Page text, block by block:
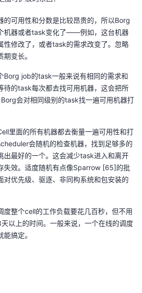
的可用性和分数是比较昂贵的，所以Borg
机器或者task变化了——例如，这台机器
性修改了，或者task的需求改变了。忽略
变长。
Borg job的task一般来说有相同的需求和
待的task每次都去找可用机器，这会把所
会对相同级别的task找一遍可用机器打
里面的所有机器都去衡量一遍可用性和打
会随机的检查机器，找到足够多的
出最好的一个。这会减少task进入和离开
失效。适度随机有点像Sparrow [65]的批
对优先级、驱逐、非同构系统和包安装的
整个cell的工作负载要花几百秒，但不用
天以上的时间。一般来说，一个在线的调度
搞定。